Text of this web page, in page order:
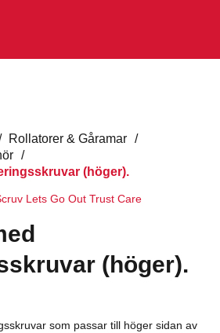
Rollatorer & Gåramar /
/
(höger).
(höger).
som passar till höger sidan av